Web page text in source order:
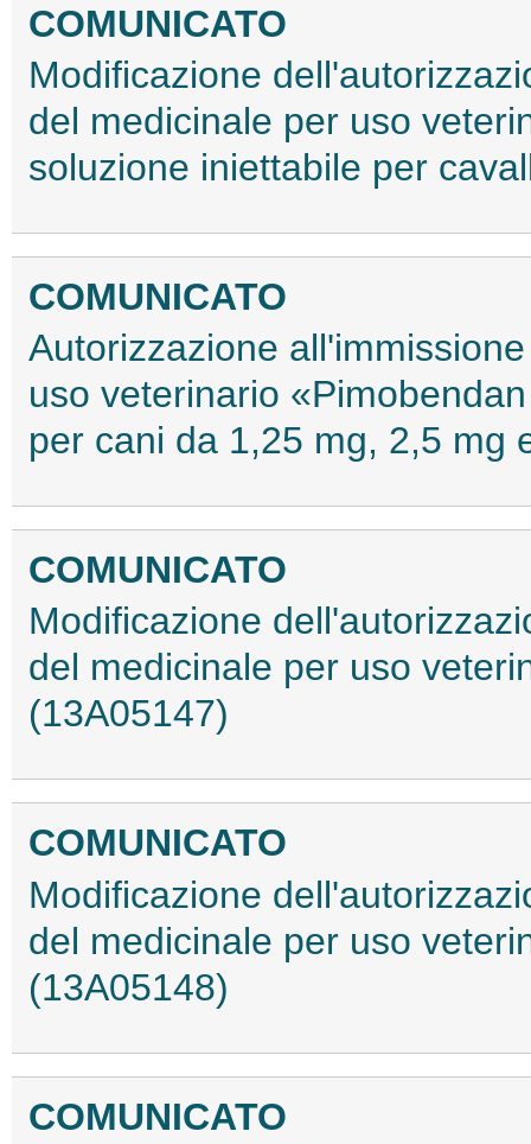
COMUNICATO
Modificazione
del medicinale per uso
soluzione iniettabile per
COMUNICATO
Autorizzazione
uso veterinario
per cani da 1,25 mg, 2,5 mg
COMUNICATO
Modificazione
del medicinale per uso
(13A05147)
COMUNICATO
Modificazione
del medicinale per uso
(13A05148)
COMUNICATO